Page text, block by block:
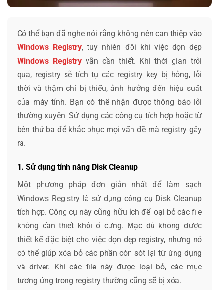
Có thể bạn đã nghe nói rằng không nên can thiệp vào
Windows Registry, tuy nhiên đôi khi việc dọn dẹp
Windows Registryvẫn cần thiết. Khi thời gian trôi
qua, registry sẽ tích tụ các registry key bị hỏng, lỗi
thời và thậm chí bị thiếu, ảnh hưởng đến hiệu suất
của máy tính. Bạn có thể nhận được thông báo lỗi
thường xuyên. Sử dụng các công cụ tích hợp hoặc từ
bên thứ ba để khắc phục mọi vấn đề mà registry gây
ra.
1. Sử dụng tính năng Disk Cleanup
Một phương pháp đơn giản nhất để làm sạch
Windows Registry là sử dụng công cụ Disk Cleanup
tích hợp. Công cụ này cũng hữu ích để loại bỏ các file
không cần thiết khỏi ổ cứng. Mặc dù không được
thiết kế đặc biệt cho việc dọn dẹp registry, nhưng nó
có thể giúp xóa bỏ các phần còn sót lại từ ứng dụng
và driver. Khi các file này được loại bỏ, các mục
tương ứng trong registry thường cũng sẽ bị xóa.